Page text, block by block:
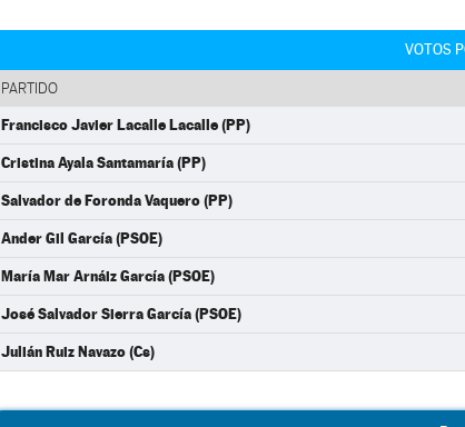
VOTOS
PARTIDO
Francisco Javier Lacalle Lacalle (PP)
Cristina Ayala Santamaría (PP)
Salvador de Foronda Vaquero (PP)
Ander Gil García (PSOE)
María Mar Arnáiz García (PSOE)
José Salvador Sierra García (PSOE)
Julián Ruiz Navazo (Cs)